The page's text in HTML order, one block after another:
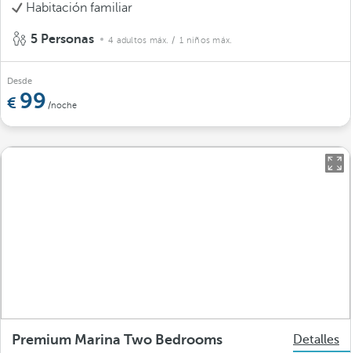
Habitación familiar
5 Personas 4 adultos máx. / 1 niños máx.
Desde
99 /noche
Premium Marina Two Bedrooms Detalles